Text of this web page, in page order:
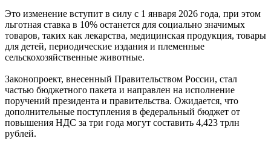
Это изменение вступит в силу с 1 января 2026 года, при этом
льготная ставка в 10% останется для социально значимых
товаров, таких как лекарства, медицинская продукция, товары
для детей, периодические издания и племенные
сельскохозяйственные животные.
Законопроект, внесенный Правительством России, стал
частью бюджетного пакета и направлен на исполнение
поручений президента и правительства. Ожидается, что
дополнительные поступления в федеральный бюджет от
повышения НДС за три года могут составить 4,423 трлн
рублей.